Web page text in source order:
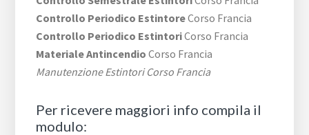
Controllo Periodico EstintoreCorso Francia
Controllo Periodico EstintoriCorso Francia
Materiale Antincendio Corso Francia
Manutenzione Estintori Corso Francia
Per ricevere maggiori info compila il
modulo: